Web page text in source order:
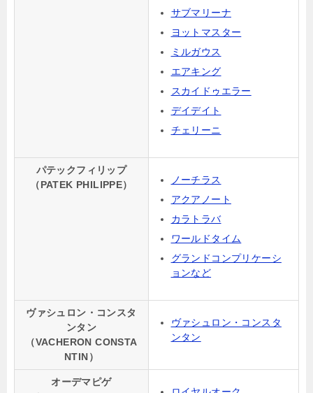
サブマリーナ
ヨットマスター
ミルガウス
エアキング
スカイドゥエラー
デイデイト
チェリーニ
パテックフィリップ
（PATEK PHILIPPE）
ノーチラス
アクアノート
カラトラバ
ワールドタイム
グランドコンプリケーシ
ョンなど
ヴァシュロン・コンスタ
ンタン
（VACHERON CONSTA
NTIN）
ヴァシュロン・コンスタ
ンタン
オーデマピゲ